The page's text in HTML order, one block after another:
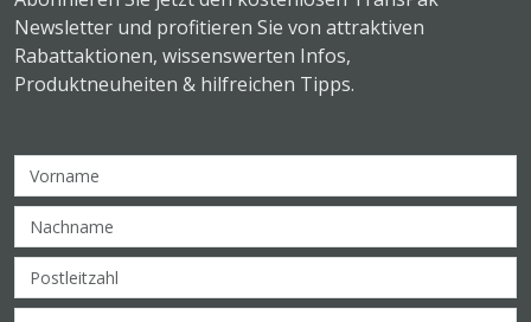
Newsletter und profitieren Sie von attraktiven
Rabattaktionen, wissenswerten Infos,
Produktneuheiten & hilfreichen Tipps.